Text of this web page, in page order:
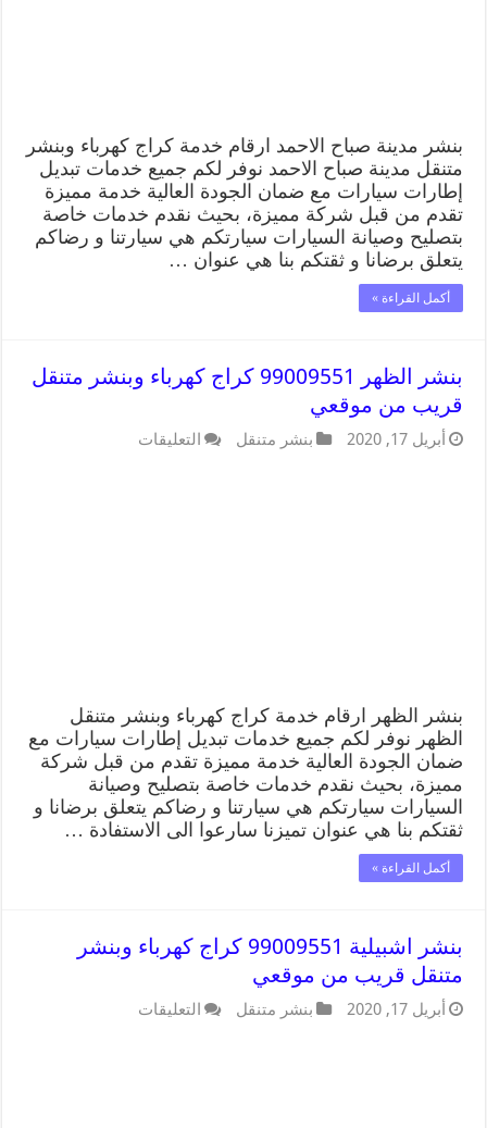
بنشر مدينة صباح الاحمد ارقام خدمة كراج كهرباء وبنشر
متنقل مدينة صباح الاحمد نوفر لكم جميع خدمات تبديل
إطارات سيارات مع ضمان الجودة العالية خدمة مميزة
تقدم من قبل شركة مميزة، بحيث نقدم خدمات خاصة
بتصليح وصيانة السيارات سيارتكم هي سيارتنا و رضاكم
يتعلق برضانا و ثقتكم بنا هي عنوان …
أكمل القراءة »
بنشر الظهر 99009551 كراج كهرباء وبنشر متنقل
قريب من موقعي
أبريل 17, 2020 بنشر متنقل التعليقات
بنشر الظهر ارقام خدمة كراج كهرباء وبنشر متنقل
الظهر نوفر لكم جميع خدمات تبديل إطارات سيارات مع
ضمان الجودة العالية خدمة مميزة تقدم من قبل شركة
مميزة، بحيث نقدم خدمات خاصة بتصليح وصيانة
السيارات سيارتكم هي سيارتنا و رضاكم يتعلق برضانا و
ثقتكم بنا هي عنوان تميزنا سارعوا الى الاستفادة …
أكمل القراءة »
بنشر اشبيلية 99009551 كراج كهرباء وبنشر
متنقل قريب من موقعي
أبريل 17, 2020 بنشر متنقل التعليقات